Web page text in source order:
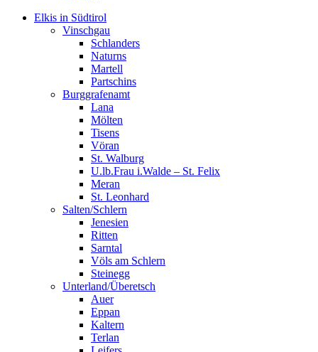
Elkis in Südtirol
Vinschgau
Schlanders
Naturns
Martell
Partschins
Burggrafenamt
Lana
Mölten
Tisens
Vöran
St. Walburg
U.lb.Frau i.Walde – St. Felix
Meran
St. Leonhard
Salten/Schlern
Jenesien
Ritten
Sarntal
Völs am Schlern
Steinegg
Unterland/Überetsch
Auer
Eppan
Kaltern
Terlan